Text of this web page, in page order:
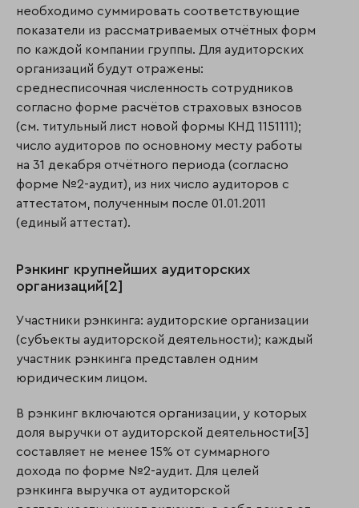
необходимо суммировать соответствующие
показатели из рассматриваемых отчётных форм
по каждой компании группы. Для аудиторских
организаций будут отражены:
среднесписочная численность сотрудников
согласно форме расчётов страховых взносов
(см. титульный лист новой формы КНД 1151111);
число аудиторов по основному месту работы
на 31 декабря отчётного периода (согласно
форме №2-аудит), из них число аудиторов с
аттестатом, полученным после 01.01.2011
(единый аттестат).
Рэнкинг крупнейших аудиторских
организаций[2]
Участники рэнкинга: аудиторские организации
(субъекты аудиторской деятельности); каждый
участник рэнкинга представлен одним
юридическим лицом.
В рэнкинг включаются организации, у которых
доля выручки от аудиторской деятельности[3]
составляет не менее 15% от суммарного
дохода по форме №2-аудит. Для целей
рэнкинга выручка от аудиторской